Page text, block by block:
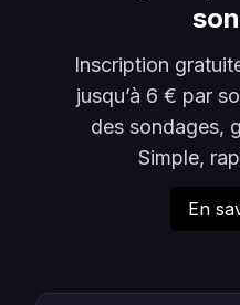
Inscription
jusqu’à 6 € par
des sondages,
Simple,
En